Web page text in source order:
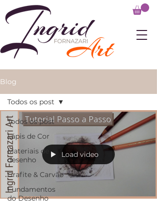
Blog
Todos os post
Lápis de Cor
Materiais de
desenho
Grafite & Carvão
Fundamentos
do Desenho
Todos os post
Load video